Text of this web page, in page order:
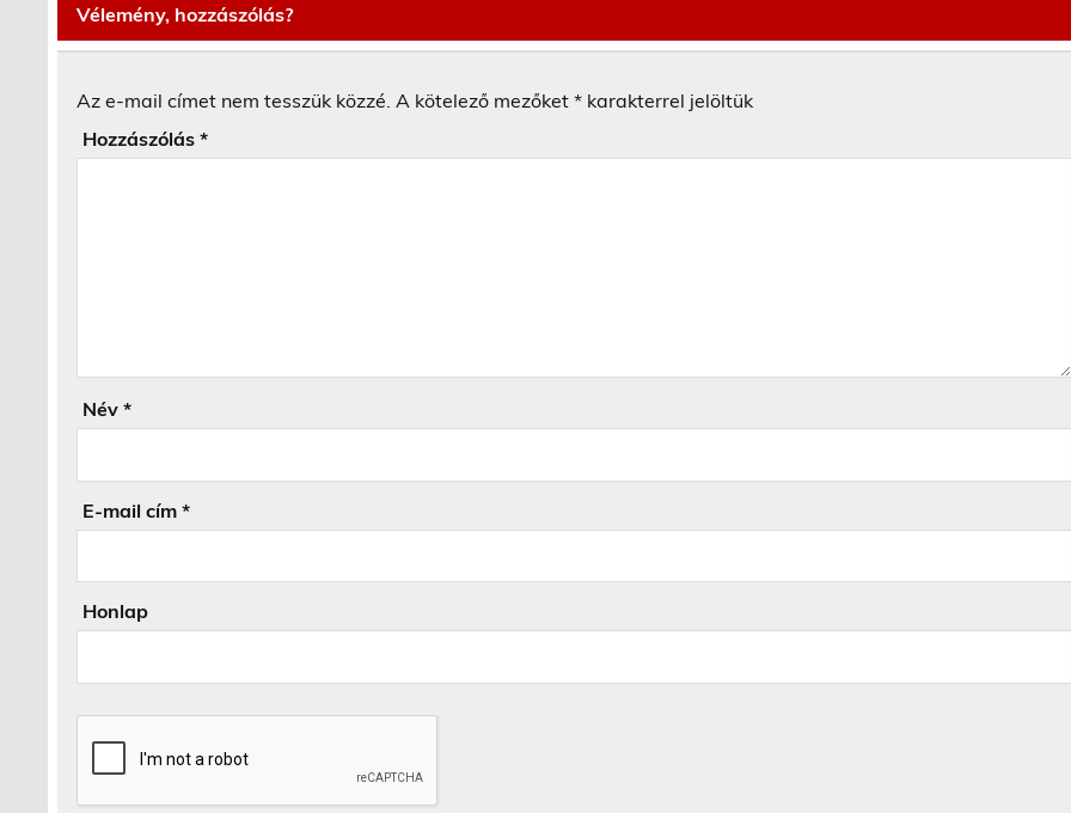
Vélemény, hozzászólás?
Az e-mail címet nem tesszük közzé. A kötelező mezőket* karakterrel jelöltük
Hozzászólás*
Név*
E-mail cím*
Honlap